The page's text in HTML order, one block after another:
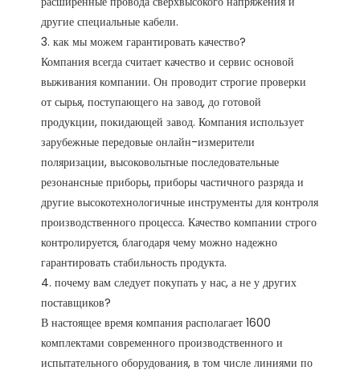
другие специальные кабели.
3. как мы можем гарантировать качество?
Компания всегда считает качество и сервис основой
выживания компании. Он проводит строгие проверки
от сырья, поступающего на завод, до готовой
продукции, покидающей завод. Компания использует
зарубежные передовые онлайн-измерители
поляризации, высоковольтные последовательные
резонансные приборы, приборы частичного разряда и
другие высокотехнологичные инструменты для контроля
производственного процесса. Качество компании строго
контролируется, благодаря чему можно надежно
гарантировать стабильность продукта.
4. почему вам следует покупать у нас, а не у других
поставщиков?
В настоящее время компания располагает 1600
комплектами современного производственного и
испытательного оборудования, в том числе линиями по